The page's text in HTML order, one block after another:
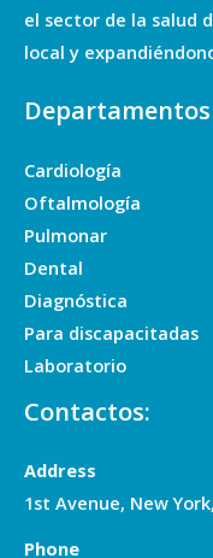
el sector de la salud
local y
Departamentos
Cardiología
Oftalmología
Pulmonar
Dental
Diagnóstica
Para discapacitadas
Laboratorio
Contactos:
Address
1st Avenue, New
Phone